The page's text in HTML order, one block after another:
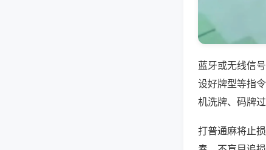
蓝牙或无线信
设好牌型等指
机洗牌、码牌
打普通麻将止